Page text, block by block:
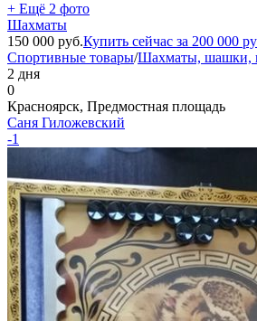
+ Ещё 2 фото
Шахматы
150 000 руб.Купить сейчас за 200 000
Спортивные товары/Шахматы, шашки,
2 дня
0
Красноярск, Предмостная площадь
Саня Гиложевский
-1